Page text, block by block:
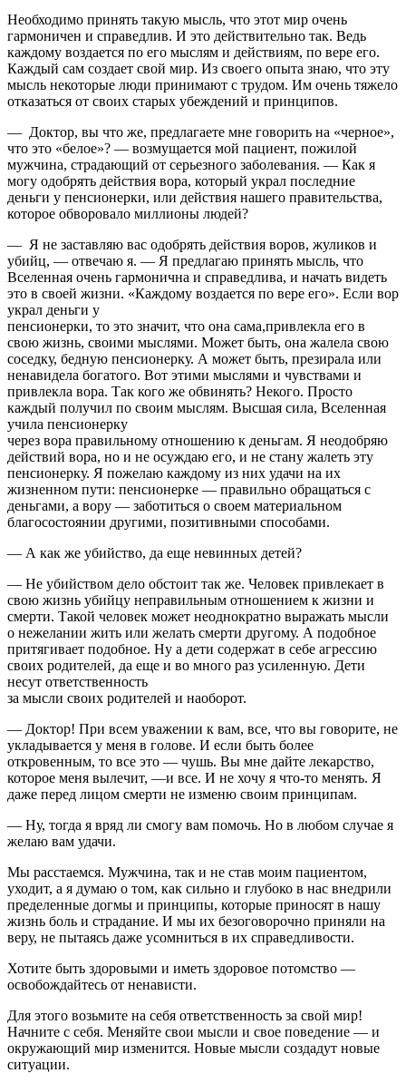
Необходимо принять такую мысль, что этот мир очень
гармоничен и справедлив. И это действительно так. Ведь
каждому воздается по его мыслям и действиям, по вере его.
Каждый сам создает свой мир. Из своего опыта знаю, что эту
мысль некоторые люди принимают с трудом. Им очень тяжело
отказаться от своих старых убеждений и принципов.
— Доктор, вы что же, предлагаете мне говорить на «черное»,
что это «белое»? — возмущается мой пациент, пожилой
мужчина, страдающий от серьезного заболевания. — Как я
могу одобрять действия вора, который украл последние
деньги у пенсионерки, или действия нашего правительства,
которое обворовало миллионы людей?
— Я не заставляю вас одобрять действия воров, жуликов и
убийц, — отвечаю я. — Я предлагаю принять мысль, что
Вселенная очень гармонична и справедлива, и начать видеть
это в своей жизни. «Каждому воздается по вере его». Если вор
украл деньги у
пенсионерки, то это значит, что она сама,привлекла его в
свою жизнь, своими мыслями. Может быть, она жалела свою
соседку, бедную пенсионерку. А может быть, презирала или
ненавидела богатого. Вот этими мыслями и чувствами и
привлекла вора. Так кого же обвинять? Некого. Просто
каждый получил по своим мыслям. Высшая сила, Вселенная
учила пенсионерку
через вора правильному отношению к деньгам. Я неодобряю
действий вора, но и не осуждаю его, и не стану жалеть эту
пенсионерку. Я пожелаю каждому из них удачи на их
жизненном пути: пенсионерке — правильно обращаться с
деньгами, а вору — заботиться о своем материальном
благосостоянии другими, позитивными способами.
— А как же убийство, да еще невинных детей?
— Не убийством дело обстоит так же. Человек привлекает в
свою жизнь убийцу неправильным отношением к жизни и
смерти. Такой человек может неоднократно выражать мысли
о нежелании жить или желать смерти другому. А подобное
притягивает подобное. Ну а дети содержат в себе агрессию
своих родителей, да еще и во много раз усиленную. Дети
несут ответственность
за мысли своих родителей и наоборот.
— Доктор! При всем уважении к вам, все, что вы говорите, не
укладывается у меня в голове. И если быть более
откровенным, то все это — чушь. Вы мне дайте лекарство,
которое меня вылечит, —и все. И не хочу я что-то менять. Я
даже перед лицом смерти не изменю своим принципам.
— Ну, тогда я вряд ли смогу вам помочь. Но в любом случае я
желаю вам удачи.
Мы расстаемся. Мужчина, так и не став моим пациентом,
уходит, а я думаю о том, как сильно и глубоко в нас внедрили
пределенные догмы и принципы, которые приносят в нашу
жизнь боль и страдание. И мы их безоговорочно приняли на
веру, не пытаясь даже усомниться в их справедливости.
Хотите быть здоровыми и иметь здоровое потомство —
освобождайтесь от ненависти.
Для этого возьмите на себя ответственность за свой мир!
Начните с себя. Меняйте свои мысли и свое поведение — и
окружающий мир изменится. Новые мысли создадут новые
ситуации.